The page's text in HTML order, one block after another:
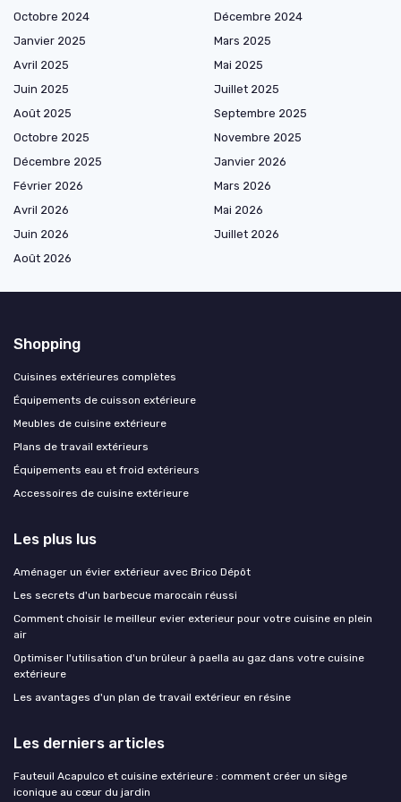
Octobre 2024
Décembre 2024
Janvier 2025
Mars 2025
Avril 2025
Mai 2025
Juin 2025
Juillet 2025
Août 2025
Septembre 2025
Octobre 2025
Novembre 2025
Décembre 2025
Janvier 2026
Février 2026
Mars 2026
Avril 2026
Mai 2026
Juin 2026
Juillet 2026
Août 2026
Shopping
Cuisines extérieures complètes
Équipements de cuisson extérieure
Meubles de cuisine extérieure
Plans de travail extérieurs
Équipements eau et froid extérieurs
Accessoires de cuisine extérieure
Les plus lus
Aménager un évier extérieur avec Brico Dépôt
Les secrets d'un barbecue marocain réussi
Comment choisir le meilleur evier exterieur pour votre cuisine en plein
air
Optimiser l'utilisation d'un brûleur à paella au gaz dans votre cuisine
extérieure
Les avantages d'un plan de travail extérieur en résine
Les derniers articles
Fauteuil Acapulco et cuisine extérieure : comment créer un siège
iconique au cœur du jardin